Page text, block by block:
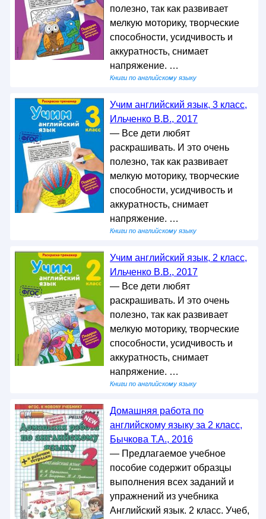
полезно, так как развивает
мелкую моторику, творческие
способности, усидчивость и
аккуратность, снимает
напряжение. …
Книги по английскому языку
Учим английский язык, 3 класс,
Ильченко В.В., 2017
— Все дети любят
раскрашивать. И это очень
полезно, так как развивает
мелкую моторику, творческие
способности, усидчивость и
аккуратность, снимает
напряжение. …
Книги по английскому языку
Учим английский язык, 2 класс,
Ильченко В.В., 2017
— Все дети любят
раскрашивать. И это очень
полезно, так как развивает
мелкую моторику, творческие
способности, усидчивость и
аккуратность, снимает
напряжение. …
Книги по английскому языку
Домашняя работа по
английскому языку за 2 класс,
Бычкова Т.А., 2016
— Предлагаемое учебное
пособие содержит образцы
выполнения всех заданий и
упражнений из учебника
Английский язык. 2 класс. Учеб,